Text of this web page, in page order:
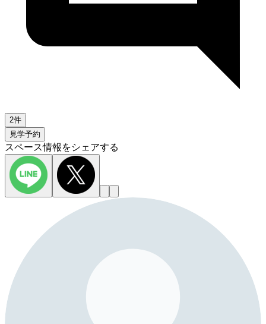
2件
見学予約
スペース情報をシェアする